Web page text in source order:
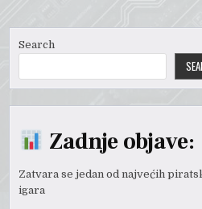
Search
Zadnje objave:
Zatvara se jedan od najvećih
igara